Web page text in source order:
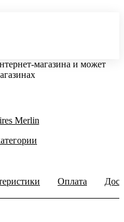
магазина и может
Merlin
Оплата